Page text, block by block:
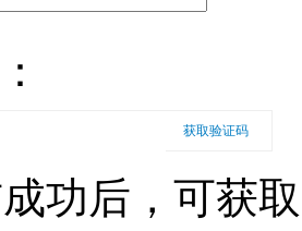
：
获取验证码
功后，可获